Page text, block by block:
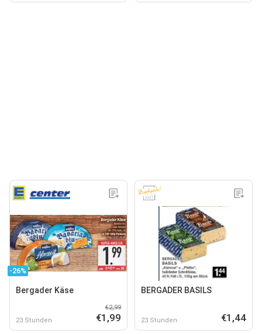
-26%
Bergader Käse
23 Stunden
€2,99
€1,99
BERGADER BASILS
23 Stunden €1,44